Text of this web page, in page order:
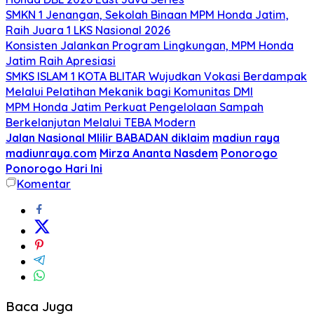
SMKN 1 Jenangan, Sekolah Binaan MPM Honda Jatim,
Raih Juara 1 LKS Nasional 2026
Konsisten Jalankan Program Lingkungan, MPM Honda
Jatim Raih Apresiasi
SMKS ISLAM 1 KOTA BLITAR Wujudkan Vokasi Berdampak
Melalui Pelatihan Mekanik bagi Komunitas DMI
MPM Honda Jatim Perkuat Pengelolaan Sampah
Berkelanjutan Melalui TEBA Modern
Jalan Nasional Mlilir BABADAN diklaim madiun raya
madiunraya.com Mirza Ananta Nasdem Ponorogo
Ponorogo Hari Ini
Komentar
Baca Juga